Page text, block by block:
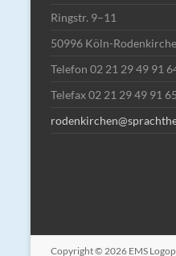
Ringstr. 9–11
50996 Köln-
Telefon 02 21 29 49 91
Telefax 02 21 29 49 91 65
Copyright © 2026 EMS